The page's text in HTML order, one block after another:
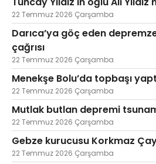
22 Temmuz 2026 Çarşamba
Darıca’ya göç eden
çağrısı
22 Temmuz 2026 Çarşamba
Menekşe Bolu’da topbaşı
22 Temmuz 2026 Çarşamba
Mutlak butlan depremi
22 Temmuz 2026 Çarşamba
Gebze kurucusu Korkmaz
22 Temmuz 2026 Çarşamba